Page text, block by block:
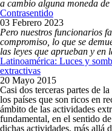
a cambio alguna moneda
Contrasentido
03 Febrero 2023
Pero nuestros funcionarios
compromiso, lo que se
las leyes que aprueban y en
Latinoamérica: Luces y
extractivas
20 Mayo 2015
Casi dos terceras partes de
los países que son ricos en
ámbito de las actividades
fundamental, en el sentido
dichas actividades, más allá